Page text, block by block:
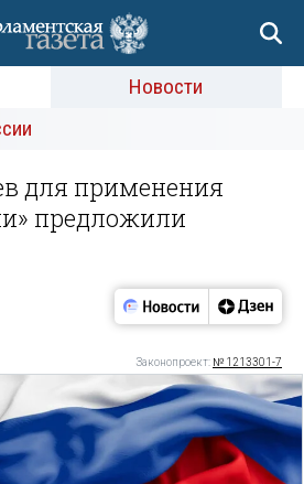
Новости
для применения
предложили
Законопроект: № 1213301-7